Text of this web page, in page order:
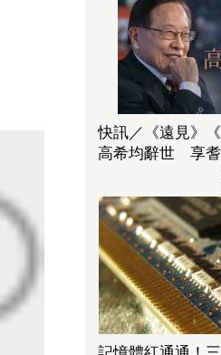
快訊／《遠見》
高希均辭世 享耆